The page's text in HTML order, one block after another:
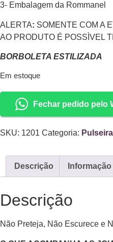
3- Embalagem da Rommanel
ALERTA: SOMENTE COM A
AO PRODUTO É POSSÌVEL
BORBOLETA ESTILIZADA
Em estoque
Fechar pedido pelo
SKU: 1201 Categoria:
Descrição
Descrição
Não Preteja, Não Escurece e